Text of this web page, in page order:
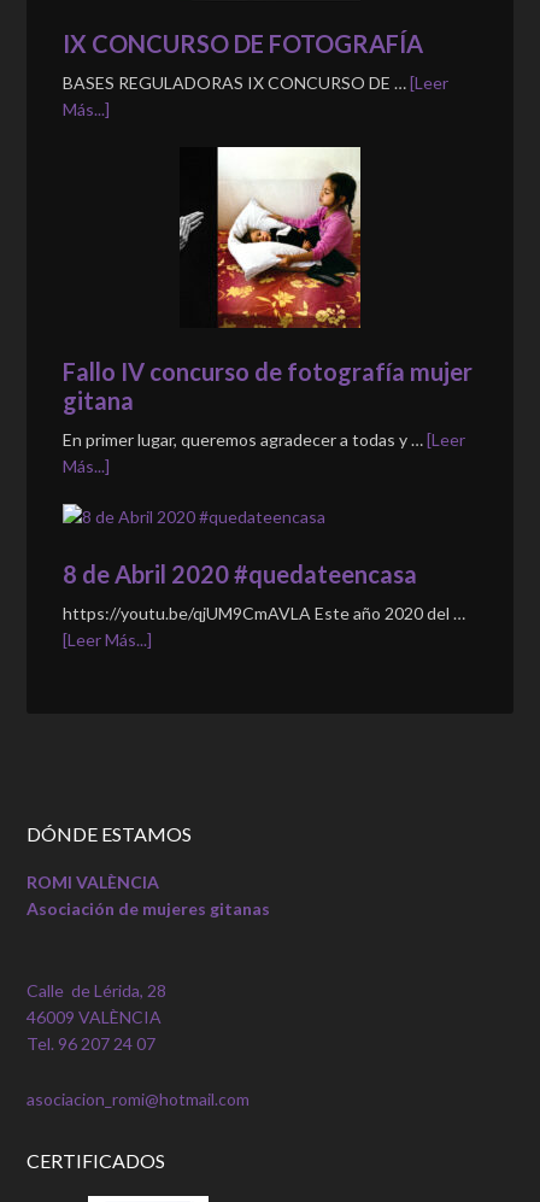
IX CONCURSO DE FOTOGRAFÍA
BASES REGULADORAS IX CONCURSO DE …[Leer
Más...]
Fallo IV concurso de fotografía mujer
gitana
En primer lugar, queremos agradecer a todas y …[Leer
Más...]
8 de Abril 2020 #quedateencasa
https://youtu.be/qjUM9CmAVLA Este año 2020 del …
[Leer Más...]
DÓNDE ESTAMOS
ROMI VALÈNCIA
Asociación de mujeres gitanas
Calle de Lérida, 28
46009 VALÈNCIA
Tel. 96 207 24 07
asociacion_romi@hotmail.com
CERTIFICADOS